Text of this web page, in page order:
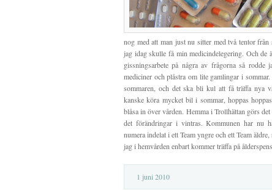
nog med att man just nu sitter med två tentor
jag idag skulle få min medicindelegering. Och
gissningsarbete på några av frågorna så
mediciner och plåstra om lite gamlingar i
sommaren, och det ska bli kul att få träffa nya
kanske köra mycket bil i sommar, hoppas
blåsa in över vården. Hemma i Trollhättan görs
det förändringar i vintras. Kommunen har nu
numera indelat i ett Team yngre och ett Team
jag i hemvården enbart kommer träffa på
1 juni 2010